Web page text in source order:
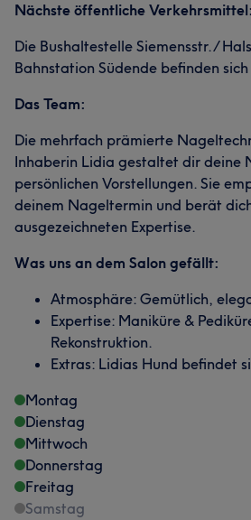
Nächste öffentliche Verkehrsmittel:
Die Bushaltestelle Siemensstr. /
Bahnstation Südende befinden
Das Team:
Die mehrfach prämierte
Inhaberin Lidia gestaltet dir deine
persönlichen Vorstellungen. Sie
deinem Nageltermin und berät
ausgezeichneten Expertise.
Was uns an dem Salon gefällt:
Atmosphäre: Gemütlich,
Expertise: Maniküre &
Rekonstruktion.
Extras: Lidias Hund befindet
Montag
Dienstag
Mittwoch
Donnerstag
Freitag
Samstag